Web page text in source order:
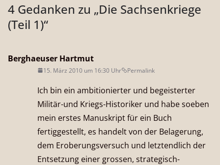
4 Gedanken zu „Die Sachsenkriege
(Teil 1)“
Berghaeuser Hartmut
15. März 2010 um 16:30 Uhr Permalink
Ich bin ein ambitionierter und begeisterter
Militär-und Kriegs-Historiker und habe soeben
mein erstes Manuskript für ein Buch
fertiggestellt, es handelt von der Belagerung,
dem Eroberungsversuch und letztendlich der
Entsetzung einer grossen, strategisch-